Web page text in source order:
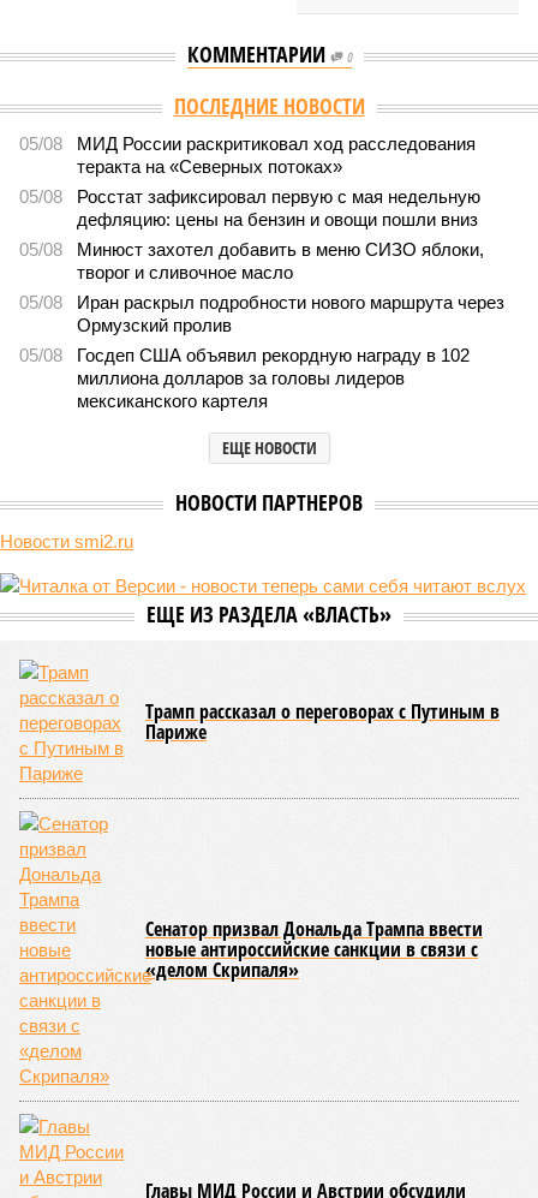
КОММЕНТАРИИ 0
Версия //Общество //
Мы могли бы жить сотни лет, но этого никогда не
Мы могли бы жить сотни лет, но этого никогда не будет
Возраст бессмертия
Мы могли бы жить сотни лет, но этого никогда не будет (фото: Deep
Как бы мы ни старались, достигнуть бессмертия у человека не
получится никогда, даже при самых совершенных технологиях и
самой совершенной медицине. Точку в многолетних дебатах о
теории максимальный предел жизни – 194 года. Но и этот
мутации ДНК.
В 2023 году в статье, опубликованной в научном издании
Cell.com, были описаны 12 признаков старения. К ним
относятся – не пугайтесь учёных терминов – повышенная
вероятность генетических мутаций при делении клетки,
неспособность контролировать выработку и поддержание
белков, а также дисфункция митохондрий. Некоторые из
этих признаков обратимы. Во всяком случае, таковы
предположения исследователей. Например, одним из
признаков биологического старения является уменьшение
длины теломер (защитных «колпачков» на концах
хромосом) – такое можно исправить и заодно увеличить
продолжительность жизни.
Но первая и главная проблема, пишет издание Medical
News Today, в соматических мутациях. Это изменения в
генетическом коде любой клетки организма (кроме
сперматозоидов и яйцеклеток), которые являются
неизбежным следствием деления клеток и происходят на
протяжении всей нашей жизни. Иногда они возникают под
воздействием внешних факторов, условно таких как
ультрафиолет, а иногда… это просто случается. Просто